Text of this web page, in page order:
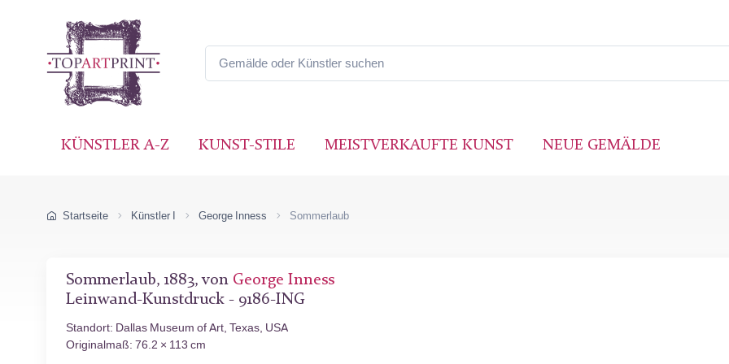
KÜNSTLER A-Z KUNST-STILE MEISTVERKAUFTE KUNST NEUE GEMÄLDE
Startseite Künstler I George Inness Sommerlaub
Sommerlaub, 1883, von George Inness
Leinwand-Kunstdruck - 9186-ING
Standort: Dallas Museum of Art, Texas, USA
Originalmaß: 76.2 × 113 cm